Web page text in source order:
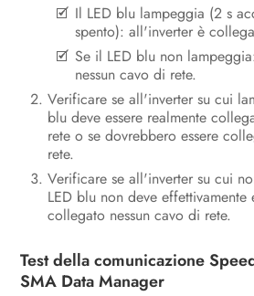
Il LED blu lampeggia (2 s
spento): all'inverter è
Se il LED blu non
nessun cavo di rete.
Verificare se all'inverter su cui
blu deve essere realmente
rete o se dovrebbero essere
rete.
Verificare se all'inverter su cui
LED blu non deve effettivamente
collegato nessun cavo di rete.
Test della comunicazione
SMA Data Manager